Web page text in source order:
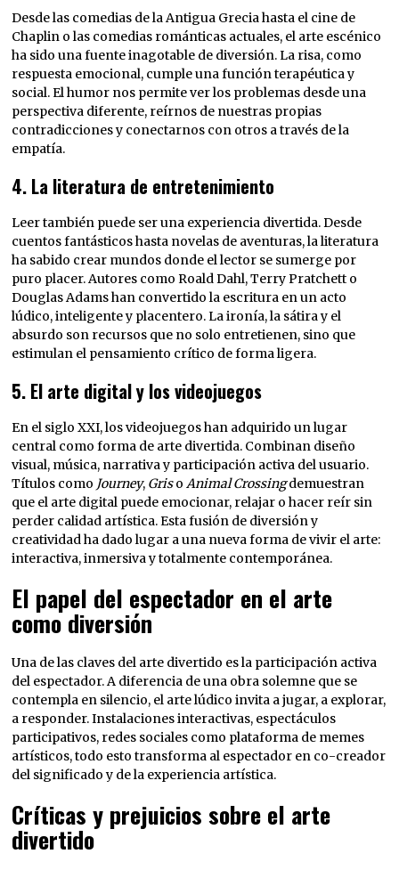
Desde las comedias de la Antigua Grecia hasta el cine de
Chaplin o las comedias románticas actuales, el arte escénico
ha sido una fuente inagotable de diversión. La risa, como
respuesta emocional, cumple una función terapéutica y
social. El humor nos permite ver los problemas desde una
perspectiva diferente, reírnos de nuestras propias
contradicciones y conectarnos con otros a través de la
empatía.
4. La literatura de entretenimiento
Leer también puede ser una experiencia divertida. Desde
cuentos fantásticos hasta novelas de aventuras, la literatura
ha sabido crear mundos donde el lector se sumerge por
puro placer. Autores como Roald Dahl, Terry Pratchett o
Douglas Adams han convertido la escritura en un acto
lúdico, inteligente y placentero. La ironía, la sátira y el
absurdo son recursos que no solo entretienen, sino que
estimulan el pensamiento crítico de forma ligera.
5. El arte digital y los videojuegos
En el siglo XXI, los videojuegos han adquirido un lugar
central como forma de arte divertida. Combinan diseño
visual, música, narrativa y participación activa del usuario.
Títulos como Journey, GrisoAnimal Crossingdemuestran
que el arte digital puede emocionar, relajar o hacer reír sin
perder calidad artística. Esta fusión de diversión y
creatividad ha dado lugar a una nueva forma de vivir el arte:
interactiva, inmersiva y totalmente contemporánea.
El papel del espectador en el arte
como diversión
Una de las claves del arte divertido es la participación activa
del espectador. A diferencia de una obra solemne que se
contempla en silencio, el arte lúdico invita a jugar, a explorar,
a responder. Instalaciones interactivas, espectáculos
participativos, redes sociales como plataforma de memes
artísticos, todo esto transforma al espectador en co-creador
del significado y de la experiencia artística.
Críticas y prejuicios sobre el arte
divertido